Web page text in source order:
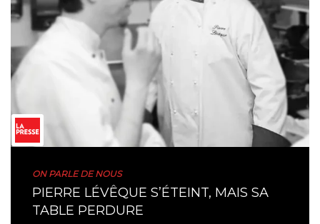
ON PARLE DE NOUS
PIERRE LÉVÊQUE S’ÉTEINT, MAIS SA
TABLE PERDURE